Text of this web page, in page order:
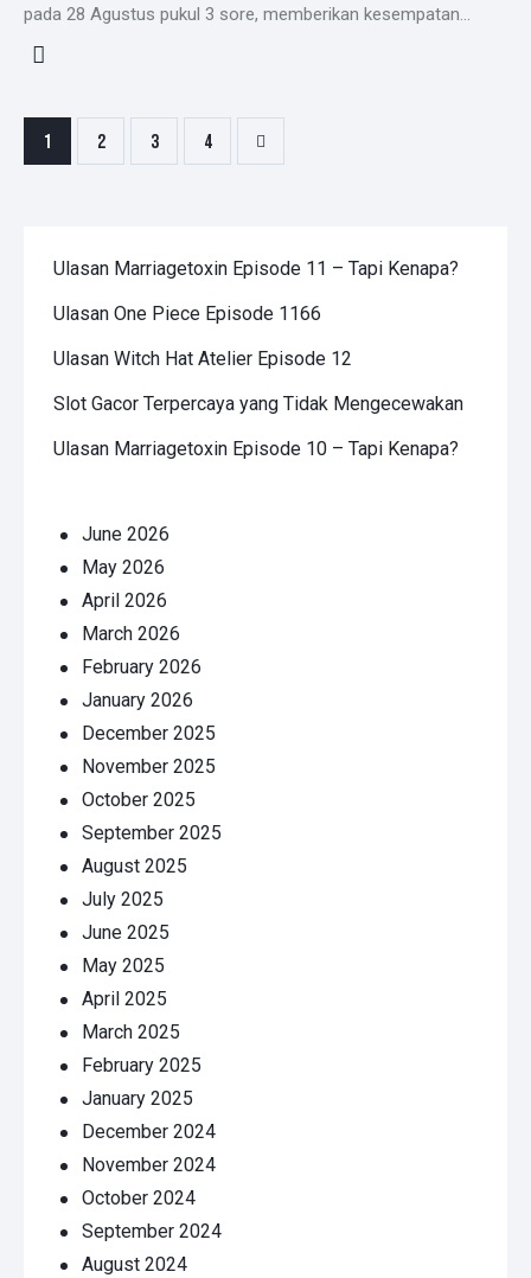
pada 28 Agustus pukul 3 sore, memberikan kesempatan…
POSTS
PAGINATION
Page
1 Page
2 Page
3 Page
4
Ulasan Marriagetoxin Episode 11 – Tapi Kenapa?
Ulasan One Piece Episode 1166
Ulasan Witch Hat Atelier Episode 12
Slot Gacor Terpercaya yang Tidak Mengecewakan
Ulasan Marriagetoxin Episode 10 – Tapi Kenapa?
June 2026
May 2026
April 2026
March 2026
February 2026
January 2026
December 2025
November 2025
October 2025
September 2025
August 2025
July 2025
June 2025
May 2025
April 2025
March 2025
February 2025
January 2025
December 2024
November 2024
October 2024
September 2024
August 2024